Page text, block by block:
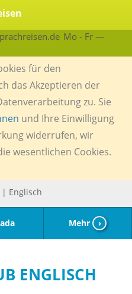
Mo - Fr —
für den
das Akzeptieren der
zu. Sie
und Ihre Einwilligung
widerrufen, wir
wesentlichen Cookies.
| Englisch
Mehr ›
ENGLISCH